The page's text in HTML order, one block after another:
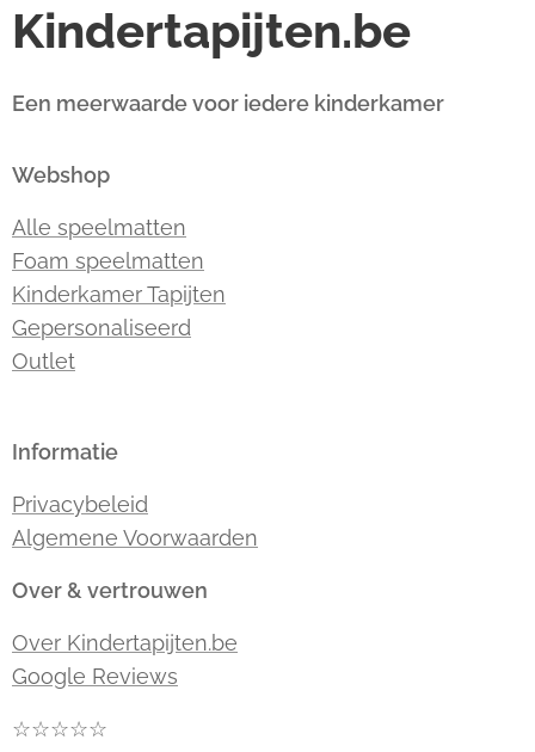
Kindertapijten.be
Een meerwaarde voor iedere kinderkamer
Webshop
Alle speelmatten
Foam speelmatten
Kinderkamer Tapijten
Gepersonaliseerd
Outlet
Informatie
Privacybeleid
Algemene Voorwaarden
Over & vertrouwen
Over Kindertapijten.be
Google Reviews
☆☆☆☆☆